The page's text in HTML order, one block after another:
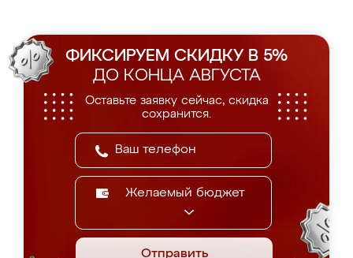
ФИКСИРУЕМ СКИДКУ В 5%
ДО КОНЦА АВГУСТА
Оставьте заявку сейчас, скидка
сохранится.
Желаемый бюджет
Отправить